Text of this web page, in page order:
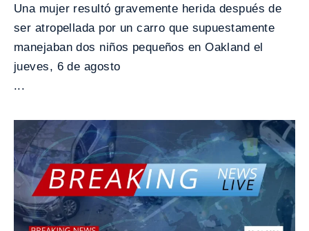
Una mujer resultó gravemente herida después de
ser atropellada por un carro que supuestamente
manejaban dos niños pequeños en Oakland el
jueves, 6 de agosto
...